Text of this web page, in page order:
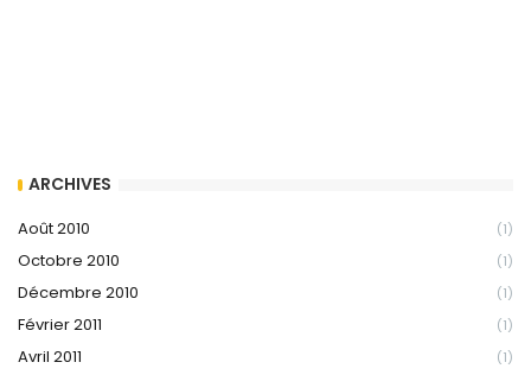
ARCHIVES
Août 2010 (1)
Octobre 2010 (1)
Décembre 2010 (1)
Février 2011 (1)
Avril 2011 (1)